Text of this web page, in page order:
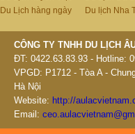
Du Lịch hàng ngày
Du lịch Nha
CÔNG TY TNHH DU LỊCH
ĐT: 0422.63.83.93 - Hotline:
VPGD: P1712 - Tòa A -
Hà Nội
Website: http://
Email: